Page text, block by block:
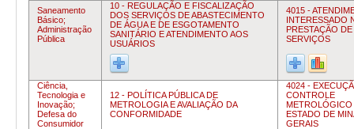
Saneamento
Básico;
Administração
Pública
10 - REGULAÇÃO E FISCALIZAÇÃO
DOS SERVIÇOS DE ABASTECIMENTO
DE ÁGUA E DE ESGOTAMENTO
SANITÁRIO E ATENDIMENTO AOS
USUÁRIOS
4015 -
INTERESSADO
PRESTAÇÃO DE
SERVIÇOS
Ciência,
Tecnologia e
Inovação;
Defesa do
Consumidor
12 - POLÍTICA PÚBLICA DE
METROLOGIA E AVALIAÇÃO DA
CONFORMIDADE
4024 -
CONTROLE
METROLÓGICO
ESTADO DE
GERAIS